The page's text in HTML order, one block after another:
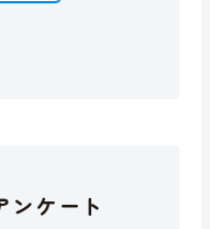
ンケート